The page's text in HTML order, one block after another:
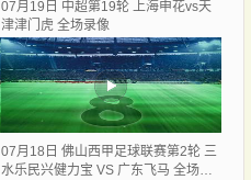
07月19日 中超第19轮 上海申花vs天
津津门虎 全场录像
07月18日 佛山西甲足球联赛第2轮 三
水乐民兴健力宝 VS 广东飞马 全场录